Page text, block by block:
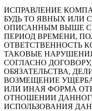
ИСПРАВЛЕНИЕ
БУДЬ ТО ЯВНЫХ ИЛИ
ОПИСАННЫМ ВЫШЕ
ПЕРИОД ВРЕМЕНИ,
ОТВЕТСТВЕННОСТЬ
ТАКОВЫЕ
СОГЛАСНО
ОБЯЗАТЕЛЬСТВА,
ВОЗМЕЩЕНИЕ
ИЛИ ИНАЯ ФОРМА
ОТНОШЕНИИ
ИСПОЛЬЗОВАНИЯ